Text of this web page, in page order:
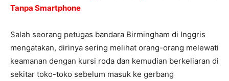
Tanpa Smartphone
Salah seorang petugas bandara Birmingham di Inggris
mengatakan, dirinya sering melihat orang-orang melewati
keamanan dengan kursi roda dan kemudian berkeliaran di
sekitar toko-toko sebelum masuk ke gerbang